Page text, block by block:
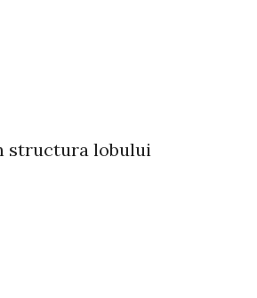
structura lobului